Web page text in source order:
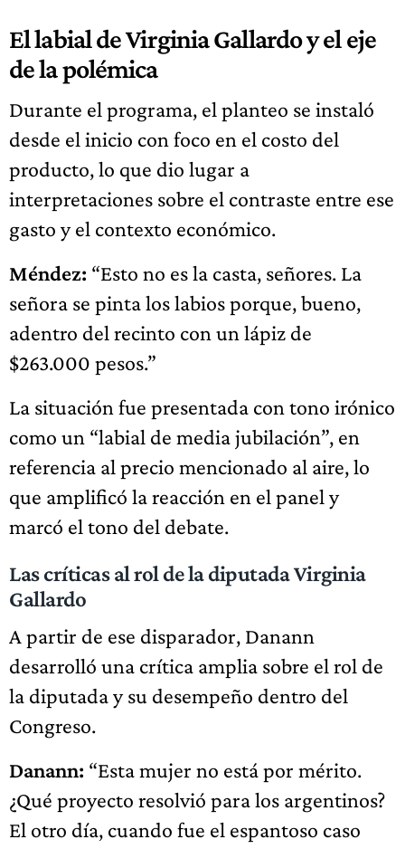
El labial de Virginia Gallardo y el eje
de la polémica
Durante el programa, el planteo se instaló
desde el inicio con foco en el costo del
producto, lo que dio lugar a
interpretaciones sobre el contraste entre ese
gasto y el contexto económico.
Méndez: “Esto no es la casta, señores. La
señora se pinta los labios porque, bueno,
adentro del recinto con un lápiz de
$263.000 pesos.”
La situación fue presentada con tono irónico
como un “labial de media jubilación”, en
referencia al precio mencionado al aire, lo
que amplificó la reacción en el panel y
marcó el tono del debate.
Las críticas al rol de la diputada Virginia
Gallardo
A partir de ese disparador, Danann
desarrolló una crítica amplia sobre el rol de
la diputada y su desempeño dentro del
Congreso.
Danann: “Esta mujer no está por mérito.
¿Qué proyecto resolvió para los argentinos?
El otro día, cuando fue el espantoso caso